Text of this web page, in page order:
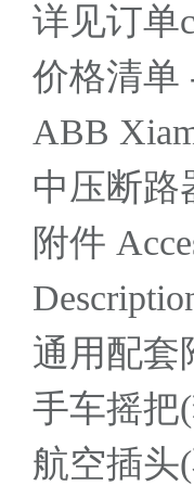
详见订单
价格清单
ABB
中压断路
附件
通用配套
手车摇把
航空插头